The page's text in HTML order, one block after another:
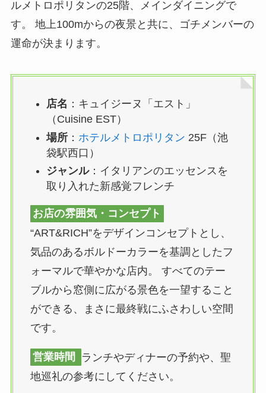
ルメトロポリタンの25階、メインダイニングで
す。 地上100mからの夜景と共に、ゴチメンバーの
運命が決まります。
店名 ：キュイジーヌ「エスト」
（Cuisine EST）
場所： ホテルメトロポリタン 25F（池
袋駅西口）
ジャンル：イタリアンのエッセンスを
取り入れた新感覚フレンチ
お店の雰囲気・コンセプト
“ART&RICH”をデザインコンセプトとし、
気品のあるボルドーカラーを基調としたフ
ォーマルで華やかな店内。 すべてのテー
ブルから窓側に広がる景色を一望すること
ができる、まさに最終戦にふさわしい空間
です。
営業時間
ランチやディナーの予約や、聖
地巡礼の参考にしてください。